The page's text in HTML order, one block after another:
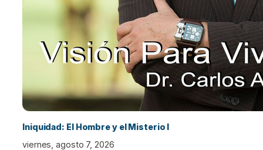
Iniquidad: El Hombre y el Misterio I
viernes, agosto 7, 2026